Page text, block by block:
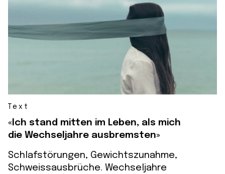
Text
«Ich stand mitten im Leben, als mich
die Wechseljahre ausbremsten»
Schlafstörungen, Gewichtszunahme,
Schweissausbrüche. Wechseljahre